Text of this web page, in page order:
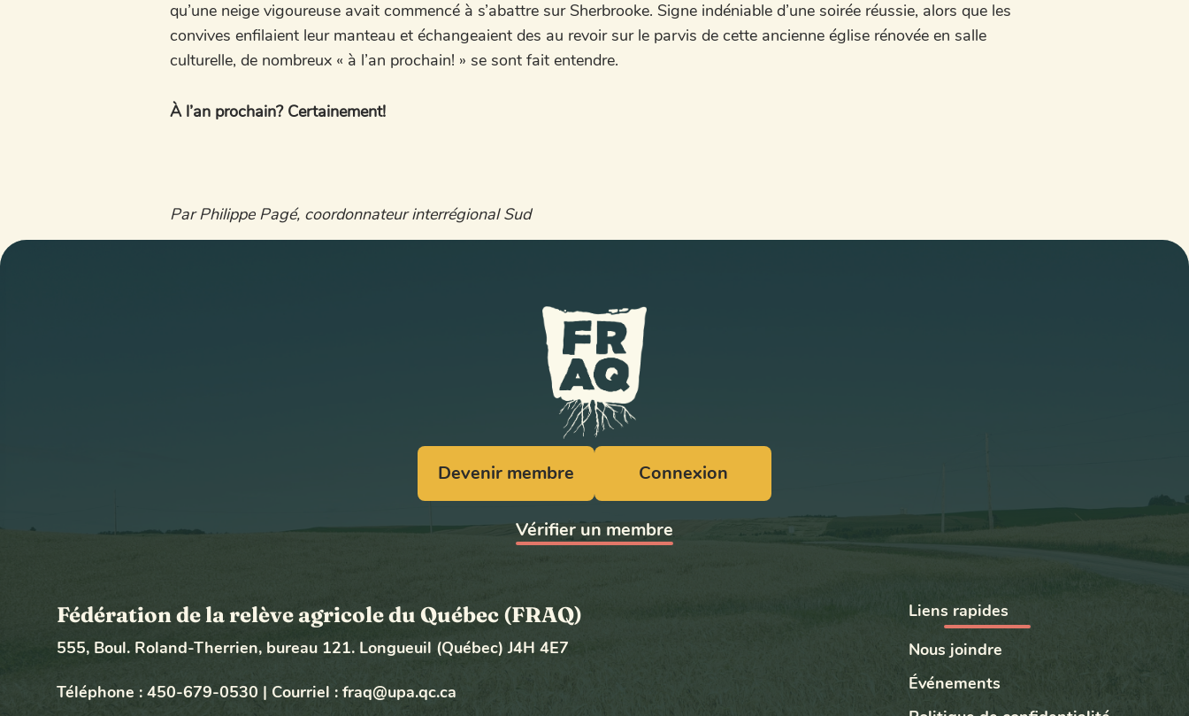
qu’une neige vigoureuse avait commencé à s’abattre sur Sherbrooke. Signe indéniable d’une soirée réussie, alors que les
convives enfilaient leur manteau et échangeaient des au revoir sur le parvis de cette ancienne église rénovée en salle
culturelle, de nombreux « à l’an prochain! » se sont fait entendre.
À l’an prochain? Certainement!
Par Philippe Pagé, coordonnateur interrégional Sud
Devenir membre Connexion
Vérifier un membre
Fédération de la relève agricole du Québec (FRAQ)
555, Boul. Roland-Therrien, bureau 121. Longueuil (Québec) J4H 4E7
Téléphone : 450-679-0530 | Courriel : fraq@upa.qc.ca
Liens rapides
Nous joindre
Événements